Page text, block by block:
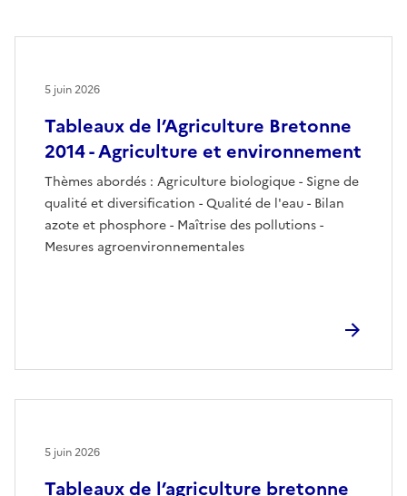
Tableaux de l’Agriculture Bretonne
2014 - Agriculture et environnement
Thèmes abordés : Agriculture biologique - Signe de
qualité et diversification - Qualité de l'eau - Bilan
azote et phosphore - Maîtrise des pollutions -
Mesures agroenvironnementales
5 juin 2026
Tableaux de l’agriculture bretonne
5 juin 2026